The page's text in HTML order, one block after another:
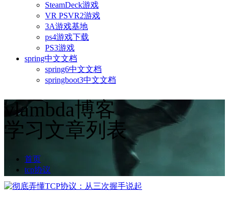
SteamDeck游戏
VR PSVR2游戏
3A游戏基地
ps4游戏下载
PS3游戏
spring中文文档
spring6中文文档
springboot3中文文档
vlambda博客
学习文章列表
首页
tcp协议